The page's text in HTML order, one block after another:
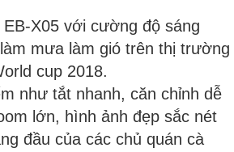
X05 với cường độ sáng
mưa làm gió trên thị trường
cup 2018.
như tắt nhanh, căn chỉnh dễ
lớn, hình ảnh đẹp sắc nét
đầu của các chủ quán cà